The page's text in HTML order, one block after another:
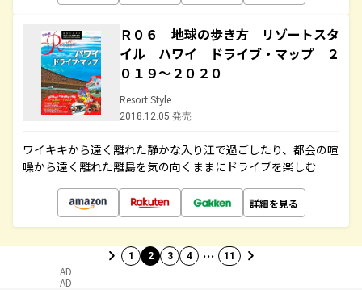
Ｒ０６ 地球の歩き方 リゾートスタ
イル ハワイ ドライブ・マップ ２
０１９～２０２０
Resort Style
2018.12.05 発売
ワイキキから遠く離れた静かな入り江で過ごしたり、都会の喧
噪から遠く離れた離島を気の向くままにドライブを楽しむ
詳細を見る
1 2 3 4 … 11
AD
AD